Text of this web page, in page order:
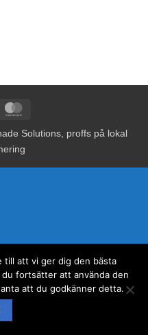
Solutions, proffs på lokal
till att vi ger dig den bästa
du fortsätter att använda den
att du godkänner detta.